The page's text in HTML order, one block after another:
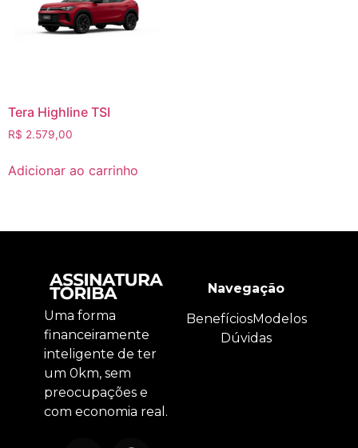
Tera Highline TSI
R$ 2.579,00
Adicionar ao carrinho
Uma forma
financeiramente
inteligente de ter
um 0km, sem
preocupações e
com economia real.
Navegação
BenefíciosModelos
Dúvidas